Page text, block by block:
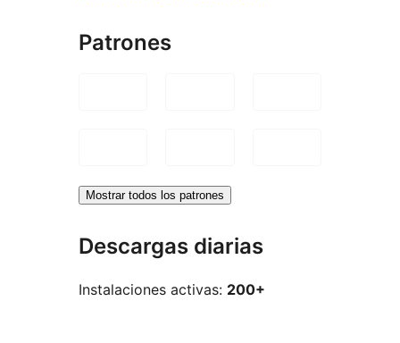
Patrones
Mostrar todos los patrones
Descargas diarias
Instalaciones activas: 200+